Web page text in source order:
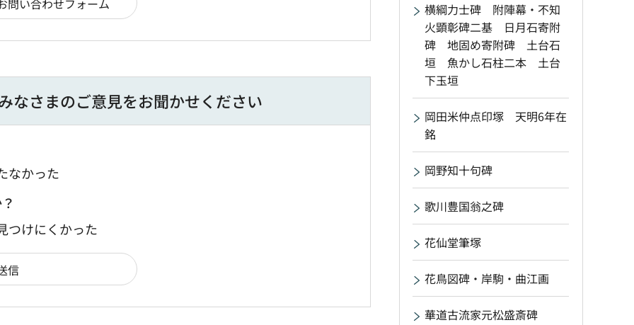
なさまのご意見をお聞かせください
なかった
つけにくかった
横綱力士碑 附陣幕・不知
火顕彰碑二基 日月石寄附
碑 地固め寄附碑 土台石
垣 魚かし石柱二本 土台
下玉垣
岡田米仲点印塚 天明6年在
銘
岡野知十句碑
歌川豊国翁之碑
花仙堂筆塚
花鳥図碑・岸駒・曲江画
華道古流家元松盛斎碑